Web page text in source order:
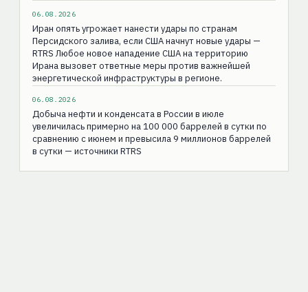
06.08.2026
Иран опять угрожает нанести удары по странам
Персидского залива, если США начнут новые удары —
RTRS Любое новое нападение США на территорию
Ирана вызовет ответные меры против важнейшей
энергетической инфраструктуры в регионе.
06.08.2026
Добыча нефти и конденсата в России в июле
увеличилась примерно на 100 000 баррелей в сутки по
сравнению с июнем и превысила 9 миллионов баррелей
в сутки — источники RTRS